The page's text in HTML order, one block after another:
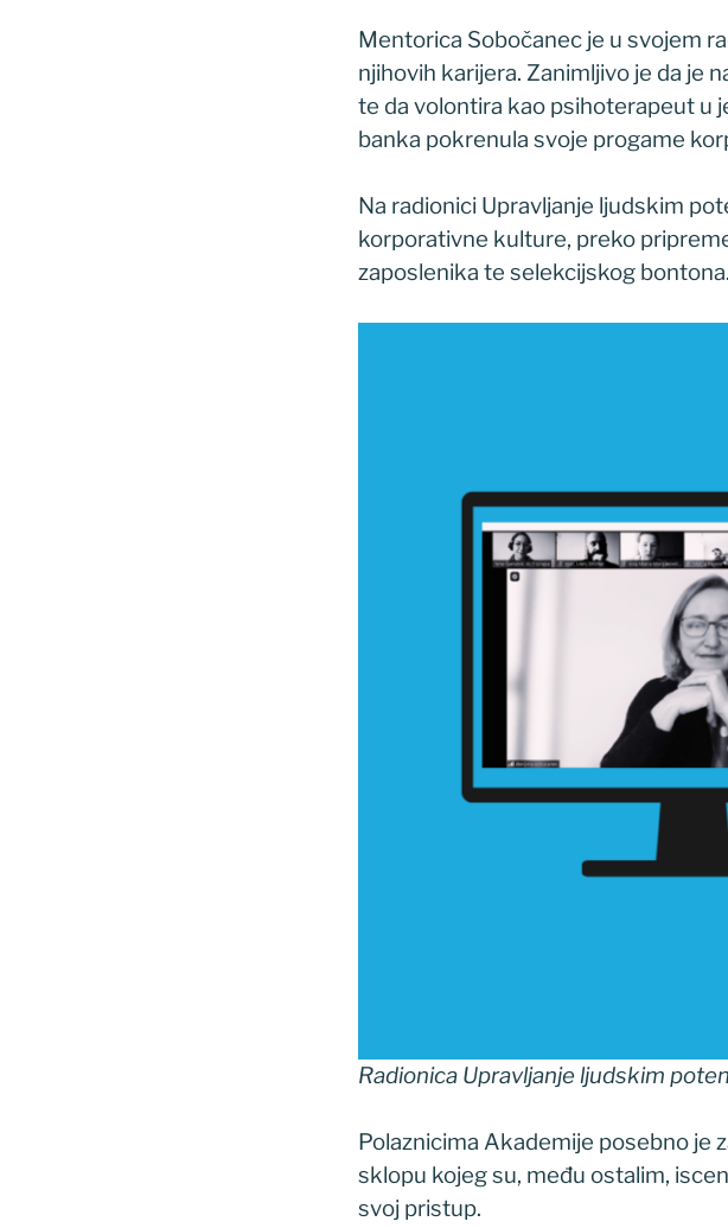
Mentorica Sobočanec je u svojem
njihovih karijera. Zanimljivo je da je
te da volontira kao psihoterapeut u
banka pokrenula svoje progame
Na radionici Upravljanje ljudskim
korporativne kulture, preko
zaposlenika te selekcijskog bontona.
Radionica Upravljanje ljudskim
Polaznicima Akademije posebno je
sklopu kojeg su, među ostalim,
svoj pristup.